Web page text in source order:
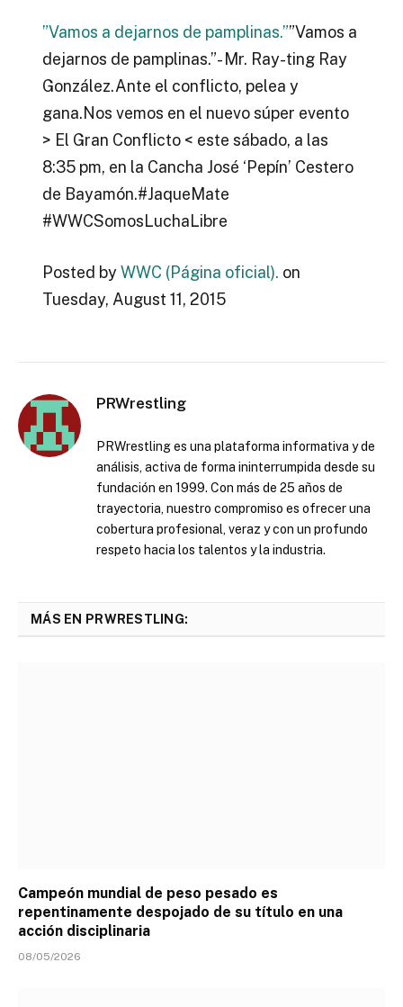
”Vamos a dejarnos de pamplinas.””Vamos a
dejarnos de pamplinas.”- Mr. Ray-ting Ray
González.Ante el conflicto, pelea y
gana.Nos vemos en el nuevo súper evento
> El Gran Conflicto < este sábado, a las
8:35 pm, en la Cancha José ‘Pepín’ Cestero
de Bayamón.#JaqueMate
#WWCSomosLuchaLibre
Posted by WWC (Página oficial). on
Tuesday, August 11, 2015
PRWrestling
PRWrestling es una plataforma informativa y de
análisis, activa de forma ininterrumpida desde su
fundación en 1999. Con más de 25 años de
trayectoria, nuestro compromiso es ofrecer una
cobertura profesional, veraz y con un profundo
respeto hacia los talentos y la industria.
MÁS EN PRWRESTLING:
Campeón mundial de peso pesado es
repentinamente despojado de su título en una
acción disciplinaria
08/05/2026